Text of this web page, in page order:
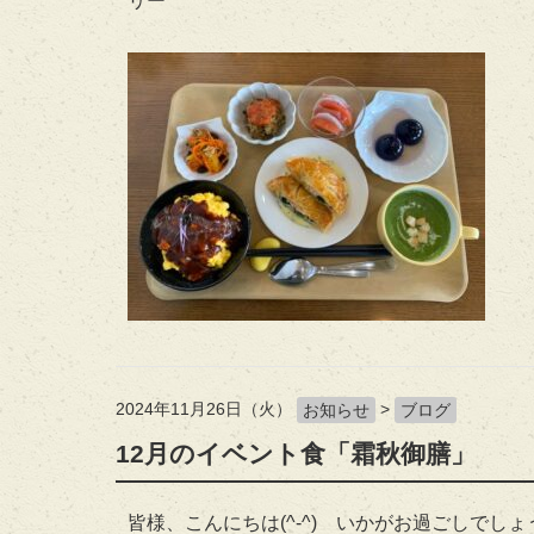
2024年11月26日（火） お知らせ > ブログ
12月のイベント食「霜秋御膳」
皆様、こんにちは(^-^) いかがお過ごしでしょ